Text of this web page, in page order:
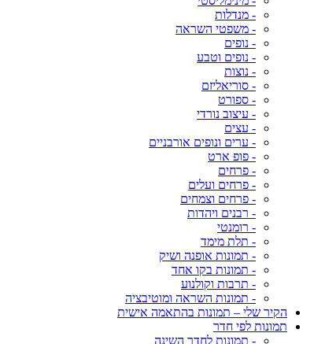
- מנדלות
- משפטי השראה
- נופים
- נופים וטבע
- נוצות
- סוריאליזם
- ספורט
- עיצוב נורדי
- עצים
- ערים ונופים אורבניים
- פופ ארט
- פרחים
- פרחים ועלים
- פרחים וצמחים
- רבנים ויהדות
- רומנטי
- תלת מימד
- תמונות אופנה ושיק
- תמונות בקו אחד
- תרבות וקולנוע
- תמונות השראה ומוטיבציה
הקיר שלי – תמונות בהתאמה אישית
תמונות לפי חדר
- תמונות לחדר השינה